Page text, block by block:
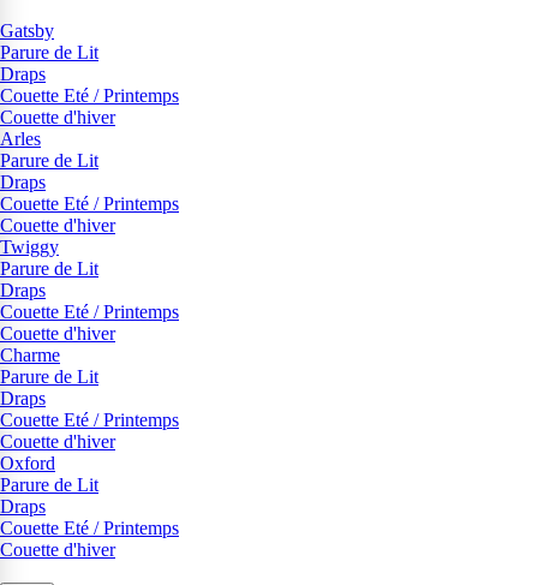
Gatsby
Parure de Lit
Draps
Couette Eté / Printemps
Couette d'hiver
Arles
Parure de Lit
Draps
Couette Eté / Printemps
Couette d'hiver
Twiggy
Parure de Lit
Draps
Couette Eté / Printemps
Couette d'hiver
Charme
Parure de Lit
Draps
Couette Eté / Printemps
Couette d'hiver
Oxford
Parure de Lit
Draps
Couette Eté / Printemps
Couette d'hiver